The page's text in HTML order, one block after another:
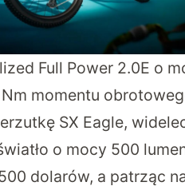
Full Power 2.0E o
momentu
SX Eagle,
o mocy 500
dolarów, a patrząc